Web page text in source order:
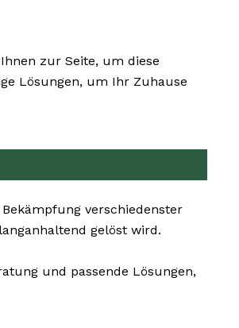
zur Seite, um diese
Lösungen, um Ihr Zuhause
verschiedenster
gelöst wird.
und passende Lösungen,